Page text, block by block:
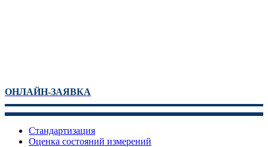
ОНЛАЙН-ЗАЯВКА
Стандартизация
Оценка состояний измерений